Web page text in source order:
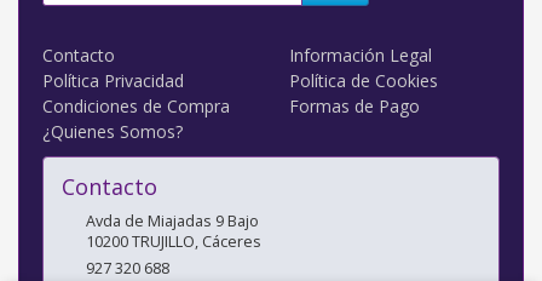
Contacto
Información Legal
Política Privacidad
Política de Cookies
Condiciones de Compra
Formas de Pago
¿Quienes Somos?
Contacto
Avda de Miajadas 9 Bajo
10200TRUJILLO, Cáceres
927 320 688